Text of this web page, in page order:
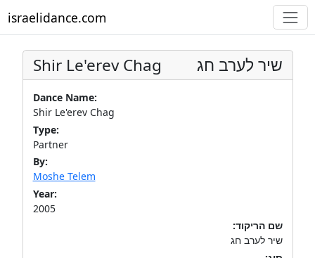
israelidance.com
Shir Le'erev Chag שיר לערב חג
Dance Name:
Shir Le'erev Chag
Type:
Partner
By:
Moshe Telem
Year:
2005
שם הריקוד:
שיר לערב חג